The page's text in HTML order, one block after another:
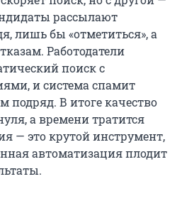
рассылают
лишь бы «отметиться», а
Работодатели
поиск с
и система спамит
В итоге качество
а времени тратится
— это крутой инструмент,
автоматизация плодит